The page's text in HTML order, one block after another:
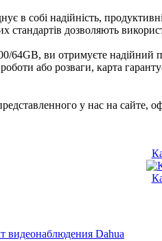
в собі надійність,
стандартів дозволяють
ви отримуєте надійний
або розваги, карта гарантує
у нас на сайте,
видеонаблюдения Dahua